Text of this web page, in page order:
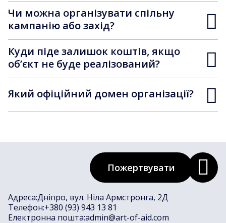
Чи можна організувати спільну
кампанію або захід?
Куди піде залишок коштів, якщо
обʼєкт не буде реалізований?
Який офіційний домен організації?
Адреса:Дніпро, вул. Ніла Армстронга, 2Д
Телефон:+380 (93) 943 13 81
Електронна пошта:admin@art-of-aid.com
Пожертвувати